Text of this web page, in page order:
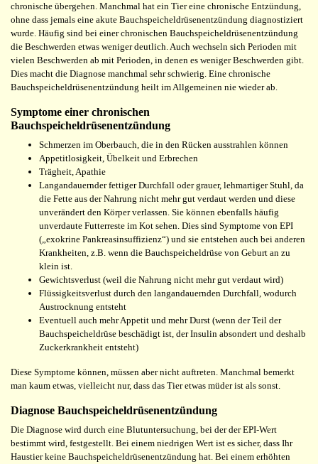
chronische übergehen. Manchmal hat ein Tier eine chronische Entzündung,
ohne dass jemals eine akute Bauchspeicheldrüsenentzündung diagnostiziert
wurde. Häufig sind bei einer chronischen Bauchspeicheldrüsenentzündung
die Beschwerden etwas weniger deutlich. Auch wechseln sich Perioden mit
vielen Beschwerden ab mit Perioden, in denen es weniger Beschwerden gibt.
Dies macht die Diagnose manchmal sehr schwierig. Eine chronische
Bauchspeicheldrüsenentzündung heilt im Allgemeinen nie wieder ab.
Symptome einer chronischen
Bauchspeicheldrüsenentzündung
Schmerzen im Oberbauch, die in den Rücken ausstrahlen können
Appetitlosigkeit, Übelkeit und Erbrechen
Trägheit, Apathie
Langandauernder fettiger Durchfall oder grauer, lehmartiger Stuhl, da
die Fette aus der Nahrung nicht mehr gut verdaut werden und diese
unverändert den Körper verlassen. Sie können ebenfalls häufig
unverdaute Futterreste im Kot sehen. Dies sind Symptome von EPI
(„exokrine Pankreasinsuffizienz“) und sie entstehen auch bei anderen
Krankheiten, z.B. wenn die Bauchspeicheldrüse von Geburt an zu
klein ist.
Gewichtsverlust (weil die Nahrung nicht mehr gut verdaut wird)
Flüssigkeitsverlust durch den langandauernden Durchfall, wodurch
Austrocknung entsteht
Eventuell auch mehr Appetit und mehr Durst (wenn der Teil der
Bauchspeicheldrüse beschädigt ist, der Insulin absondert und deshalb
Zuckerkrankheit entsteht)
Diese Symptome können, müssen aber nicht auftreten. Manchmal bemerkt
man kaum etwas, vielleicht nur, dass das Tier etwas müder ist als sonst.
Diagnose Bauchspeicheldrüsenentzündung
Die Diagnose wird durch eine Blutuntersuchung, bei der der EPI-Wert
bestimmt wird, festgestellt. Bei einem niedrigen Wert ist es sicher, dass Ihr
Haustier keine Bauchspeicheldrüsenentzündung hat. Bei einem erhöhten